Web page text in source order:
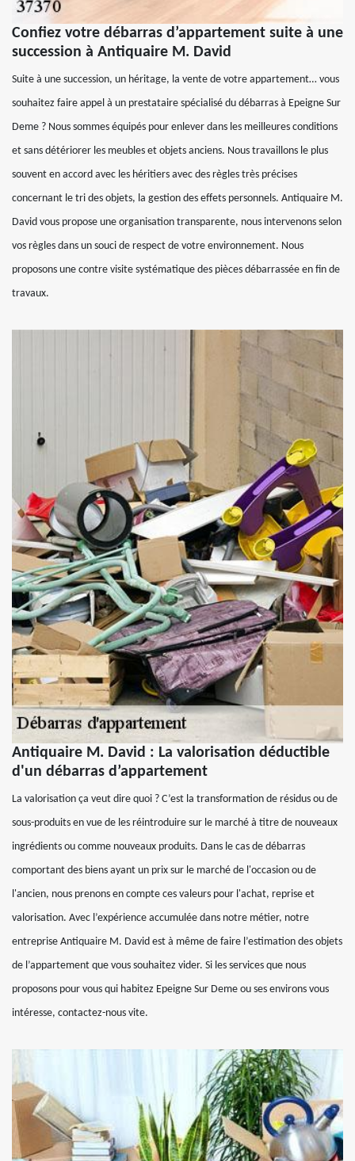
Confiez votre débarras d’appartement suite à une
succession à Antiquaire M. David
Suite à une succession, un héritage, la vente de votre appartement… vous
souhaitez faire appel à un prestataire spécialisé du débarras à Epeigne Sur
Deme ? Nous sommes équipés pour enlever dans les meilleures conditions
et sans détériorer les meubles et objets anciens. Nous travaillons le plus
souvent en accord avec les héritiers avec des règles très précises
concernant le tri des objets, la gestion des effets personnels. Antiquaire M.
David vous propose une organisation transparente, nous intervenons selon
vos règles dans un souci de respect de votre environnement. Nous
proposons une contre visite systématique des pièces débarrassée en fin de
travaux.
Antiquaire M. David : La valorisation déductible
d'un débarras d’appartement
La valorisation ça veut dire quoi ? C’est la transformation de résidus ou de
sous-produits en vue de les réintroduire sur le marché à titre de nouveaux
ingrédients ou comme nouveaux produits. Dans le cas de débarras
comportant des biens ayant un prix sur le marché de l'occasion ou de
l'ancien, nous prenons en compte ces valeurs pour l'achat, reprise et
valorisation. Avec l’expérience accumulée dans notre métier, notre
entreprise Antiquaire M. David est à même de faire l’estimation des objets
de l’appartement que vous souhaitez vider. Si les services que nous
proposons pour vous qui habitez Epeigne Sur Deme ou ses environs vous
intéresse, contactez-nous vite.